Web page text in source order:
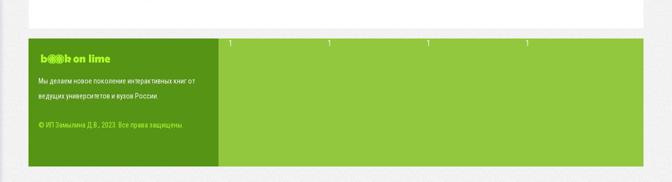
Мы делаем новое поколение интерактивных книг от
ведущих университетов и вузов России.
© ИП Замылина Д.В., 2023. Все права защищены.
1 1 1 1